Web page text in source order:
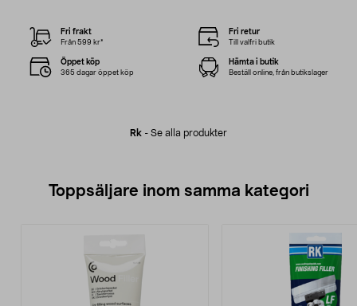
Rk - Se alla produkter
Fri frakt
Från 599 kr*
Fri retur
Till valfri butik
Öppet köp
365 dagar öppet köp
Hämta i butik
Beställ online, från butikslager
Toppsäljare inom samma kategori